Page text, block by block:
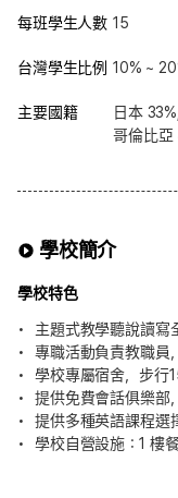
每班學生人數 15
台灣學生比例 10% ~
主要國籍
日本
哥倫比亞
學校簡介
學校特色
主題式教學聽說讀寫
專職活動負責教職員
學校專屬宿舍，步行
提供免費會話俱樂部
提供多種英語課程選
學校自營設施：1 樓